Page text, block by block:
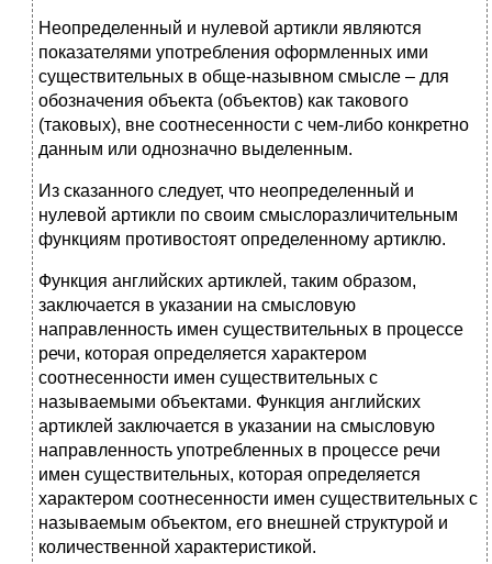
Неопределенный и нулевой артикли являются
показателями употребления оформленных ими
существительных в обще-назывном смысле – для
обозначения объекта (объектов) как такового
(таковых), вне соотнесенности с чем-либо конкретно
данным или однозначно выделенным.
Из сказанного следует, что неопределенный и
нулевой артикли по своим смыслоразличительным
функциям противостоят определенному артиклю.
Функция английских артиклей, таким образом,
заключается в указании на смысловую
направленность имен существительных в процессе
речи, которая определяется характером
соотнесенности имен существительных с
называемыми объектами. Функция английских
артиклей заключается в указании на смысловую
направленность употребленных в процессе речи
имен существительных, которая определяется
характером соотнесенности имен существительных с
называемым объектом, его внешней структурой и
количественной характеристикой.